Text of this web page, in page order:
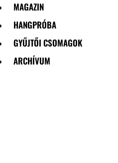
MAGAZIN
HANGPRÓBA
GYŰJTŐI CSOMAGOK
ARCHÍVUM